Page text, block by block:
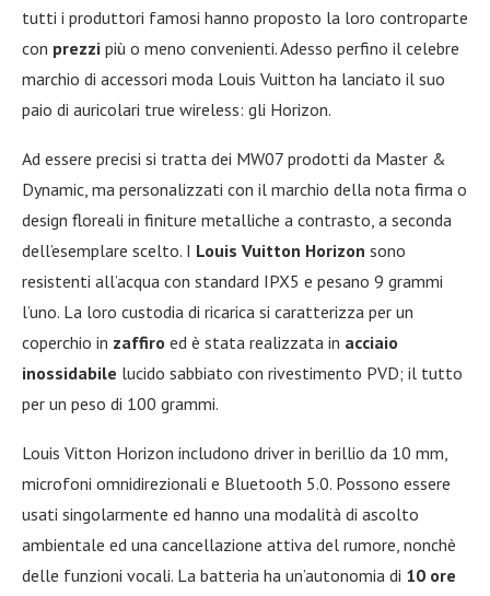
tutti i produttori famosi hanno proposto la loro controparte
con prezzi più o meno convenienti. Adesso perfino il celebre
marchio di accessori moda Louis Vuitton ha lanciato il suo
paio di auricolari true wireless: gli Horizon.
Ad essere precisi si tratta dei MW07 prodotti da Master &
Dynamic, ma personalizzati con il marchio della nota firma o
design floreali in finiture metalliche a contrasto, a seconda
dell’esemplare scelto. I Louis Vuitton Horizon sono
resistenti all’acqua con standard IPX5 e pesano 9 grammi
l’uno. La loro custodia di ricarica si caratterizza per un
coperchio in zaffiro ed è stata realizzata in acciaio
inossidabile lucido sabbiato con rivestimento PVD; il tutto
per un peso di 100 grammi.
Louis Vitton Horizon includono driver in berillio da 10 mm,
microfoni omnidirezionali e Bluetooth 5.0. Possono essere
usati singolarmente ed hanno una modalità di ascolto
ambientale ed una cancellazione attiva del rumore, nonchè
delle funzioni vocali. La batteria ha un’autonomia di 10 ore